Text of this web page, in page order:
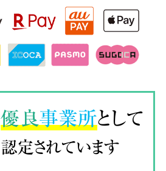
優良事業所として
認定されています